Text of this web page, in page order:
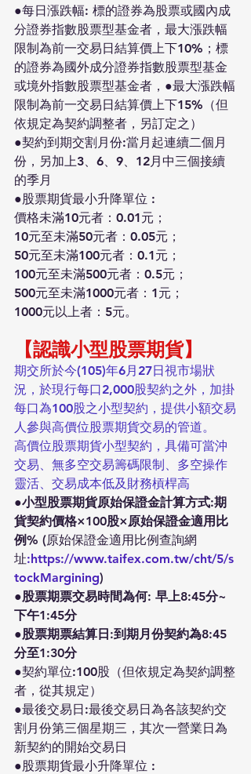
●每日漲跌幅: 標的證券為股票或國內成
分證券指數股票型基金者，最大漲跌幅
限制為前一交易日結算價上下10%；標
的證券為國外成分證券指數股票型基金
或境外指數股票型基金者，●最大漲跌幅
限制為前一交易日結算價上下15%（但
依規定為契約調整者，另訂定之）
●契約到期交割月份:當月起連續二個月
份，另加上3、6、9、12月中三個接續
的季月
●股票期貨最小升降單位 :
價格未滿10元者：0.01元；
10元至未滿50元者：0.05元；
50元至未滿100元者：0.1元；
100元至未滿500元者：0.5元；
500元至未滿1000元者：1元；
1000元以上者：5元。
【認識小型股票期貨】
期交所於今(105)年6月27日視市場狀
況，於現行每口2,000股契約之外，加掛
每口為100股之小型契約，提供小額交易
人參與高價位股票期貨交易的管道。
高價位股票期貨小型契約，具備可當沖
交易、無多空交易籌碼限制、多空操作
靈活、交易成本低及財務槓桿高
●小型股票期貨原始保證金計算方式:期
貨契約價格×100股×原始保證金適用比
例% (原始保證金適用比例查詢網
址:https://www.taifex.com.tw/cht/5/s
tockMargining)
●股票期票交易時間為何: 早上8:45分~
下午1:45分
●股票期票結算日:到期月份契約為8:45
分至1:30分
●契約單位:100股（但依規定為契約調整
者，從其規定）
●最後交易日:最後交易日為各該契約交
割月份第三個星期三，其次一營業日為
新契約的開始交易日
●股票期貨最小升降單位 :